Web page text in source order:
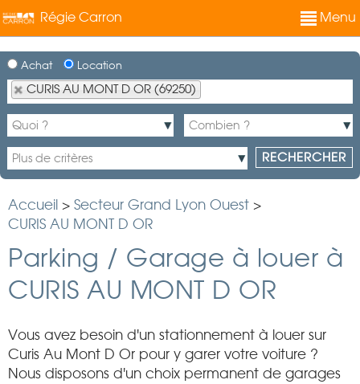
Régie Carron Menu
Achat Location
CURIS AU MONT D OR (69250)
Accueil > Secteur Grand Lyon Ouest >
CURIS AU MONT D OR
Parking / Garage à louer à
CURIS AU MONT D OR
Vous avez besoin d'un stationnement à louer sur
Curis Au Mont D Or pour y garer votre voiture ?
Nous disposons d'un choix permanent de garages